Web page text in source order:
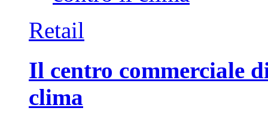
Retail
Il centro commerciale
clima